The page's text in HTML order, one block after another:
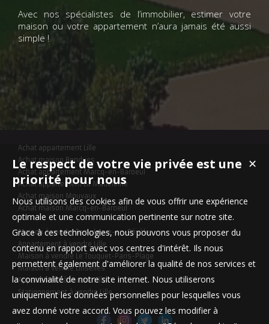
Avec nos spécialistes de l’immobilier, estimer votre
maison ou votre appartement n’aura jamais été aussi
simple !
Achat appartement Lille
Achat maison Bondues
Achat appartement Marcq-en-Baroeul
Achat appartement La Madeleine
Achat maison Mouvaux
Achat maison Marcq-en-Baroeul
Maison à vendre Templeuve-en-Pévèle
Appartement à vendre Lille
Maison à vendre Le Touquet-Paris-Plage
Maison à vendre Linselles
Appartement à vendre Lille
Stationnement à vendre Lille
✕
Le respect de votre vie privée est une
priorité pour nous
Nous utilisons des cookies afin de vous offrir une expérience
optimale et une communication pertinente sur notre site.
Grace à ces technologies, nous pouvons vous proposer du
contenu en rapport avec vos centres d'intérêt. Ils nous
permettent également d'améliorer la qualité de nos services et
la convivialité de notre site internet. Nous utiliserons
uniquement les données personnelles pour lesquelles vous
avez donné votre accord. Vous pouvez les modifier à